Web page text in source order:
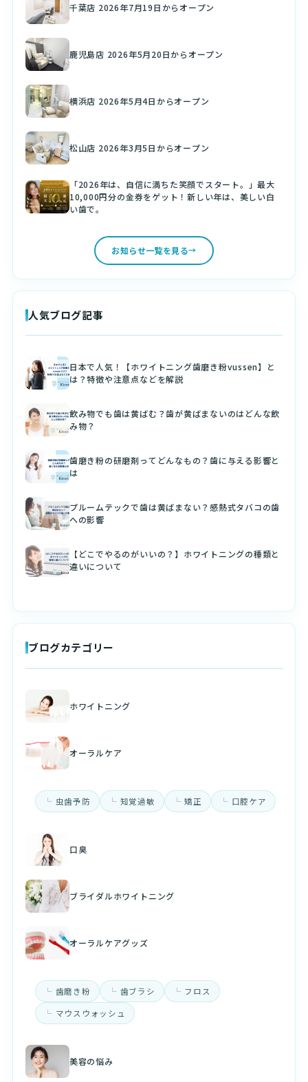
千葉店 2026年7月19日からオープン
鹿児島店 2026年5月20日からオープン
横浜店 2026年5月4日からオープン
松山店 2026年3月5日からオープン
「2026年は、自信に満ちた笑顔でスタート。」最大
10,000円分の金券をゲット！新しい年は、美しい白
い歯で。
お知らせ一覧を見る
人気ブログ記事
日本で人気！【ホワイトニング歯磨き粉vussen】と
は？特徴や注意点などを解説
飲み物でも歯は黄ばむ？歯が黄ばまないのはどんな飲
み物？
歯磨き粉の研磨剤ってどんなもの？歯に与える影響と
は
プルームテックで歯は黄ばまない？感熱式タバコの歯
への影響
【どこでやるのがいいの？】ホワイトニングの種類と
違いについて
ブログカテゴリー
ホワイトニング
オーラルケア
虫歯予防 知覚過敏 矯正 口腔ケア
口臭
ブライダルホワイトニング
オーラルケアグッズ
歯磨き粉 歯ブラシ
フロス
マウスウォッシュ
美容の悩み